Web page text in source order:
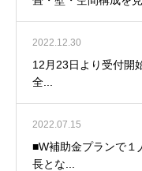
2022.12.30
12月23日より受付開
全...
2022.07.15
■W補助金プランで１
長とな...